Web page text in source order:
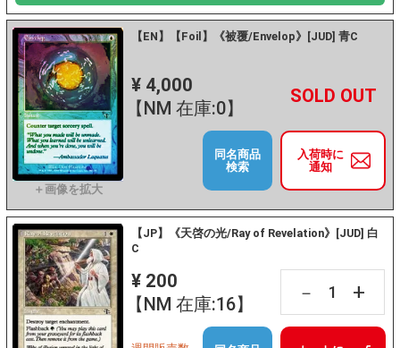
【EN】【Foil】《被覆/Envelop》[JUD] 青C
¥ 4,000
【NM 在庫:0】
－ +
入荷時に
通知
同名商品
検索
【JP】《天啓の光/Ray of Revelation》[JUD] 白
C
¥ 200
【NM 在庫:16】
－ +